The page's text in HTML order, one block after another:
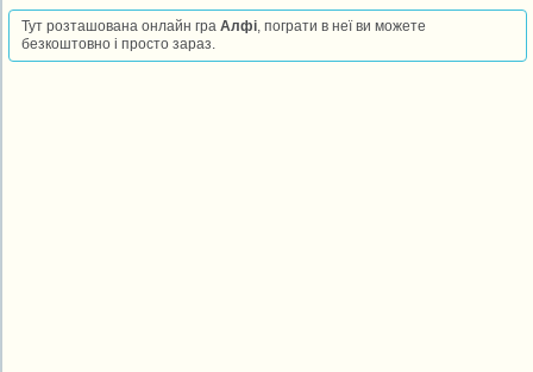
Тут розташована онлайн граАлфі, пограти в неї ви можете
безкоштовно і просто зараз.